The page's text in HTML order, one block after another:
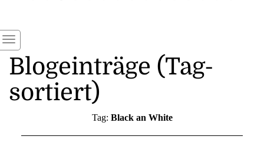
Blogeinträge (Tag-
sortiert)
Tag: Black an White